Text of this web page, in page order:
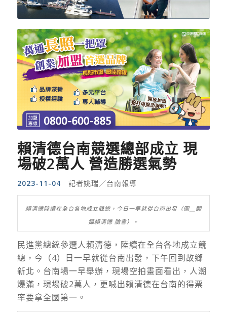
賴清德台南競選總部成立 現
場破2萬人 營造勝選氣勢
2023-11-04 記者姚瑞／台南報導
賴清德陸續在全台各地成立競總，今日一早就從台南出發（圖＿翻
攝賴清德 臉書）。
民進黨總統參選人賴清德，陸續在全台各地成立競
總，今（4）日一早就從台南出發，下午回到故鄉
新北。台南場一早舉辦，現場空拍畫面看出，人潮
爆滿，現場破2萬人，更喊出賴清德在台南的得票
率要拿全國第一。